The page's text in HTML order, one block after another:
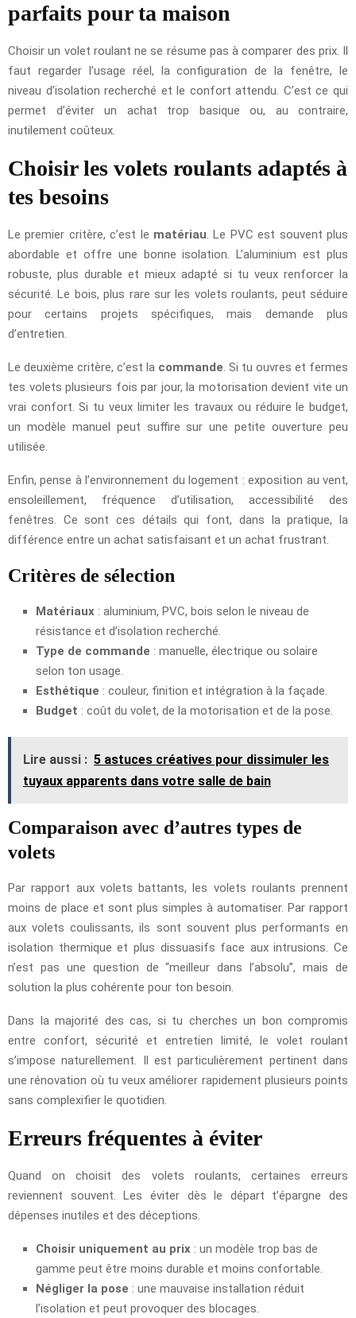
parfaits pour ta maison
Choisir un volet roulant ne se résume pas à comparer des prix. Il
faut regarder l’usage réel, la configuration de la fenêtre, le
niveau d’isolation recherché et le confort attendu. C’est ce qui
permet d’éviter un achat trop basique ou, au contraire,
inutilement coûteux.
Choisir les volets roulants adaptés à
tes besoins
Le premier critère, c’est le matériau. Le PVC est souvent plus
abordable et offre une bonne isolation. L’aluminium est plus
robuste, plus durable et mieux adapté si tu veux renforcer la
sécurité. Le bois, plus rare sur les volets roulants, peut séduire
pour certains projets spécifiques, mais demande plus
d’entretien.
Le deuxième critère, c’est la commande. Si tu ouvres et fermes
tes volets plusieurs fois par jour, la motorisation devient vite un
vrai confort. Si tu veux limiter les travaux ou réduire le budget,
un modèle manuel peut suffire sur une petite ouverture peu
utilisée.
Enfin, pense à l’environnement du logement : exposition au vent,
ensoleillement, fréquence d’utilisation, accessibilité des
fenêtres. Ce sont ces détails qui font, dans la pratique, la
différence entre un achat satisfaisant et un achat frustrant.
Critères de sélection
Matériaux : aluminium, PVC, bois selon le niveau de
résistance et d’isolation recherché.
Type de commande : manuelle, électrique ou solaire
selon ton usage.
Esthétique : couleur, finition et intégration à la façade.
Budget : coût du volet, de la motorisation et de la pose.
Lire aussi : 5 astuces créatives pour dissimuler les
tuyaux apparents dans votre salle de bain
Comparaison avec d’autres types de
volets
Par rapport aux volets battants, les volets roulants prennent
moins de place et sont plus simples à automatiser. Par rapport
aux volets coulissants, ils sont souvent plus performants en
isolation thermique et plus dissuasifs face aux intrusions. Ce
n’est pas une question de “meilleur dans l’absolu”, mais de
solution la plus cohérente pour ton besoin.
Dans la majorité des cas, si tu cherches un bon compromis
entre confort, sécurité et entretien limité, le volet roulant
s’impose naturellement. Il est particulièrement pertinent dans
une rénovation où tu veux améliorer rapidement plusieurs points
sans complexifier le quotidien.
Erreurs fréquentes à éviter
Quand on choisit des volets roulants, certaines erreurs
reviennent souvent. Les éviter dès le départ t’épargne des
dépenses inutiles et des déceptions.
Choisir uniquement au prix : un modèle trop bas de
gamme peut être moins durable et moins confortable.
Négliger la pose : une mauvaise installation réduit
l’isolation et peut provoquer des blocages.